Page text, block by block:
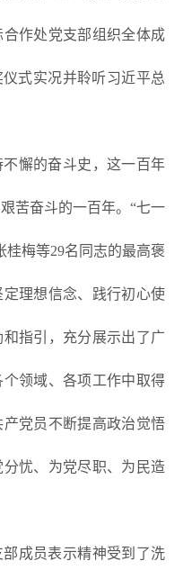
作处党支部组织全体成
式实况并聆听习近平总
懈的奋斗史，这一百年
苦奋斗的一百年。“七一
桂梅等29名同志的最高褒
理想信念、践行初心使
指引，充分展示出了广
领域、各项工作中取得
党员不断提高政治觉悟
忧、为党尽职、为民造
成员表示精神受到了洗